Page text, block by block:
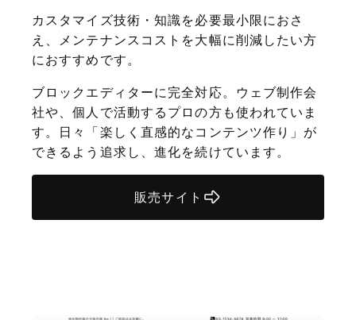
カスタマイズ技術・知識を必要最小限におさ
え、メンテナンスコストを大幅に削減したい方
におすすめです。
ブロックエディターに完全対応。ウェブ制作会
社や、個人で活動するプロの方も使われていま
す。日々「楽しく直感的なコンテンツ作り」が
できるよう追求し、進化を続けています。
販売サイト